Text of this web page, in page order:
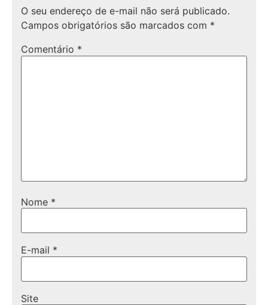
O seu endereço de e-mail não será publicado.
Campos obrigatórios são marcados com *
Comentário *
Nome *
E-mail *
Site